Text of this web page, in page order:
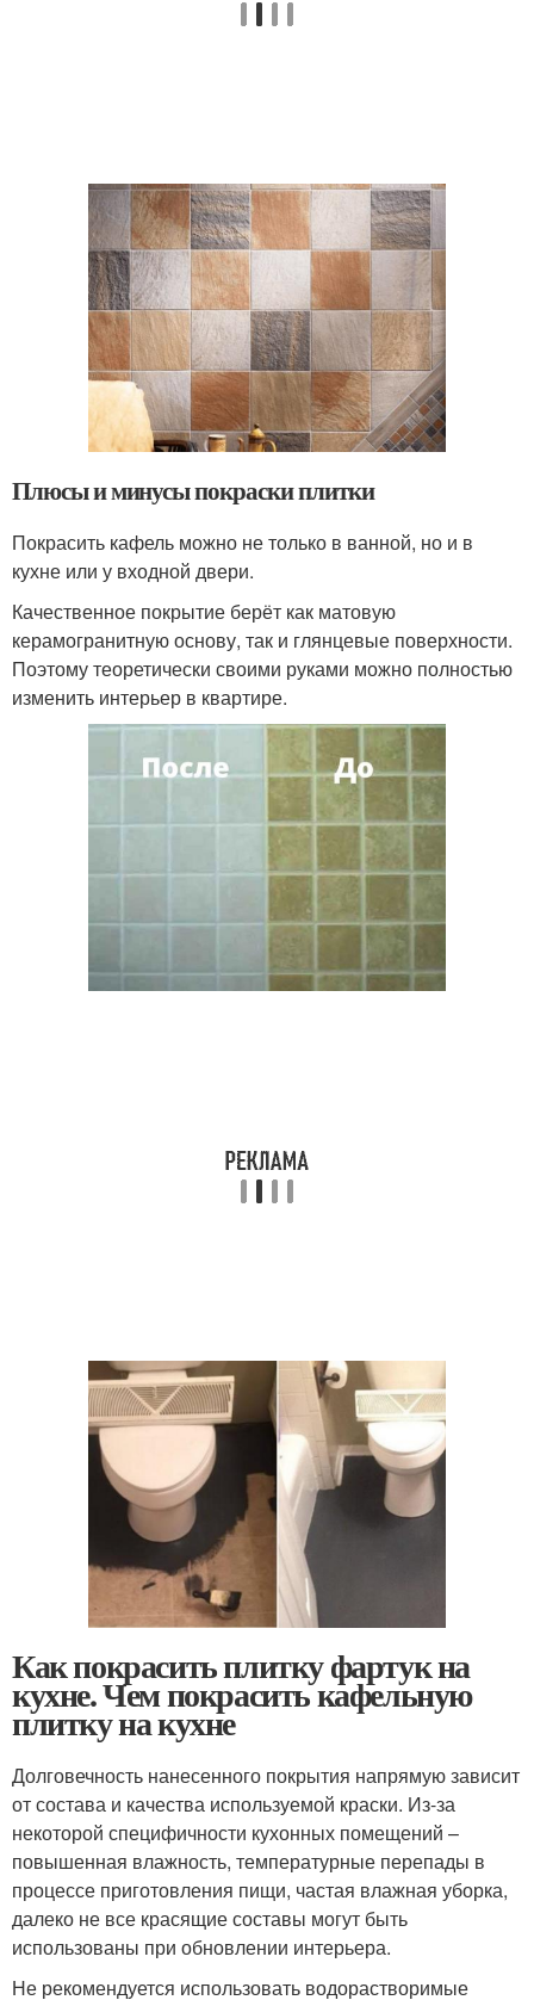
Плюсы и минусы покраски плитки
Покрасить кафель можно не только в ванной, но и в
кухне или у входной двери.
Качественное покрытие берёт как матовую
керамогранитную основу, так и глянцевые поверхности.
Поэтому теоретически своими руками можно полностью
изменить интерьер в квартире.
Как покрасить плитку фартук на
кухне. Чем покрасить кафельную
плитку на кухне
Долговечность нанесенного покрытия напрямую зависит
от состава и качества используемой краски. Из-за
некоторой специфичности кухонных помещений –
повышенная влажность, температурные перепады в
процессе приготовления пищи, частая влажная уборка,
далеко не все красящие составы могут быть
использованы при обновлении интерьера.
Не рекомендуется использовать водорастворимые